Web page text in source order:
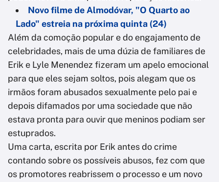
Novo filme de Almodóvar, "O Quarto ao
Lado" estreia na próxima quinta (24)
Além da comoção popular e do engajamento de
celebridades, mais de uma dúzia de familiares de
Erik e Lyle Menendez fizeram um apelo emocional
para que eles sejam soltos, pois alegam que os
irmãos foram abusados ​​sexualmente pelo pai e
depois difamados por uma sociedade que não
estava pronta para ouvir que meninos podiam ser
estuprados.
Uma carta, escrita por Erik antes do crime
contando sobre os possíveis abusos, fez com que
os promotores reabrissem o processo e um novo